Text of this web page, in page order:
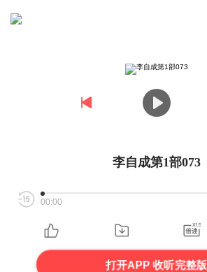
李自成第1部073
00:00
打开APP 收听完整版